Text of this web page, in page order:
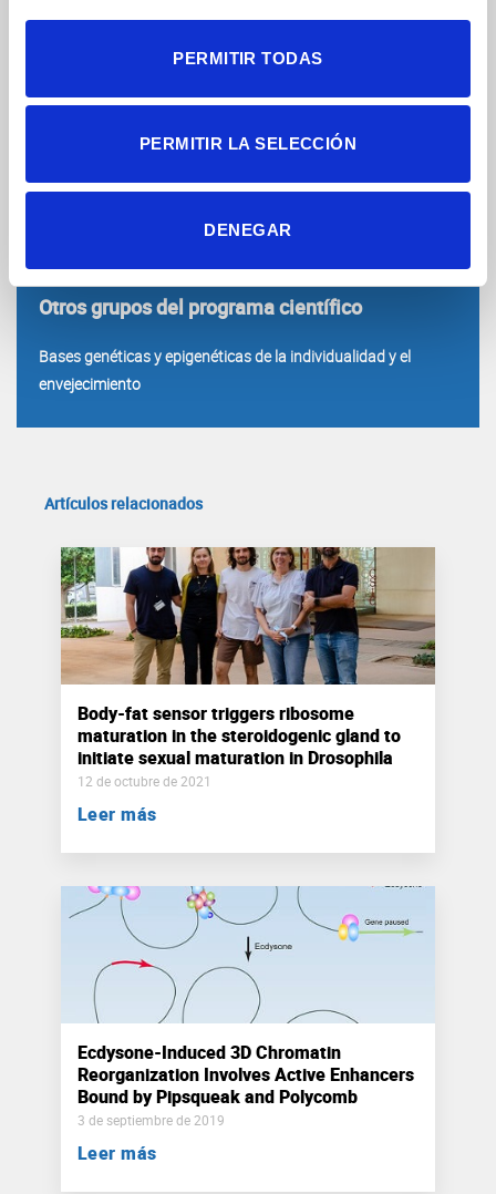
PERMITIR TODAS
PERMITIR LA SELECCIÓN
DENEGAR
https://doi.org/10.1016/j.devcel.2013.09.018
Otros grupos del departamento
Neurobiología del desarrollo
Otros grupos del programa científico
Bases genéticas y epigenéticas de la individualidad y el
envejecimiento
Artículos relacionados
Body-fat sensor triggers ribosome
maturation in the steroidogenic gland to
initiate sexual maturation in Drosophila
12 de octubre de 2021
Leer más
Ecdysone-Induced 3D Chromatin
Reorganization Involves Active Enhancers
Bound by Pipsqueak and Polycomb
3 de septiembre de 2019
Leer más